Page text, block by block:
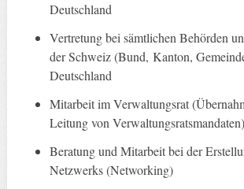
Deutschland
Vertretung bei sämtlichen Behörden
der Schweiz (Bund, Kanton,
Deutschland
Mitarbeit im Verwaltungsrat
Leitung von Verwaltungsratsmandaten)
Beratung und Mitarbeit bei der
Netzwerks (Networking)